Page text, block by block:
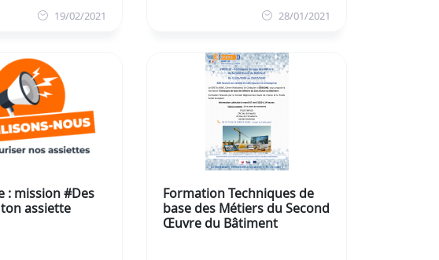
19/02/2021
28/01/2021
: mission #Des
assiette
Formation Techniques de
base des Métiers du Second
Œuvre du Bâtiment